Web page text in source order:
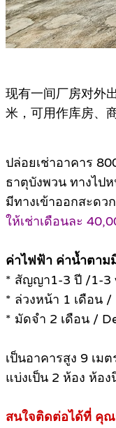
现有一间厂房对外
米，可用作库房、
ปล่อยเช่าอาคาร
ธาตุบังพวน ทางไป
มีทางเข้าออกสะดว
ให้เช่าเดือนละ
ค่าไฟฟ้า ค่าน้ำตาม
* สัญญา1-3 ปี /1-3
* ล่วงหน้า 1 เดือน
* มัดจำ 2 เดือน /
เป็นอาคารสูง 9 เม
แบ่งเป็น 2 ห้อง ห้อ
สนใจติดต่อได้ที่ คุณ